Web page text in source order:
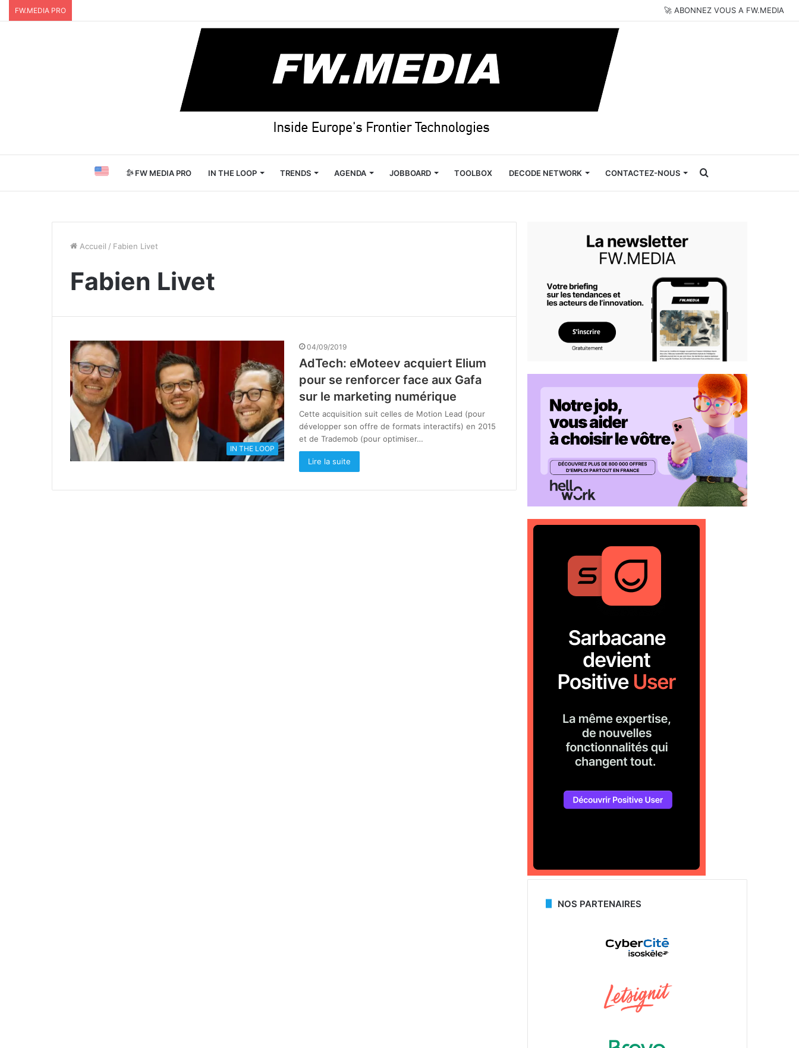
FW.MEDIA PRO 🚀 ABONNEZ VOUS A FW.MEDIA
FW MEDIA PRO IN THE LOOP TRENDS AGENDA JOBBOARD TOOLBOX DECODE NETWORK CONTACTEZ-NOUS Rechercher
Accueil / Fabien Livet
Fabien Livet
IN THE LOOP
04/09/2019
AdTech: eMoteev acquiert Elium
pour se renforcer face aux Gafa
sur le marketing numérique
Cette acquisition suit celles de Motion Lead (pour
développer son offre de formats interactifs) en 2015
et de Trademob (pour optimiser…
Lire la suite
NOS PARTENAIRES